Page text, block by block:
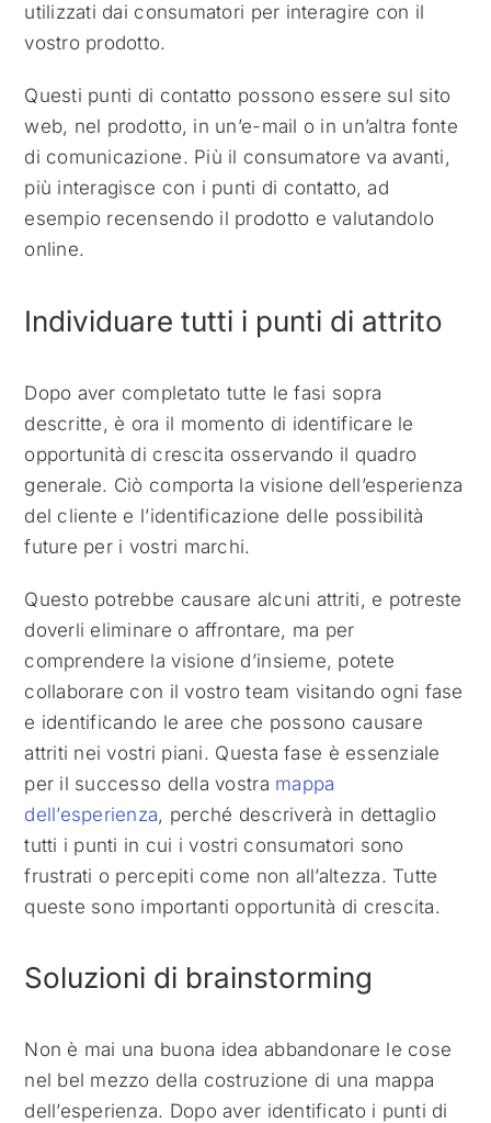
utilizzati dai consumatori per interagire con il
vostro prodotto.
Questi punti di contatto possono essere sul sito
web, nel prodotto, in un’e-mail o in un’altra fonte
di comunicazione. Più il consumatore va avanti,
più interagisce con i punti di contatto, ad
esempio recensendo il prodotto e valutandolo
online.
Individuare tutti i punti di attrito
Dopo aver completato tutte le fasi sopra
descritte, è ora il momento di identificare le
opportunità di crescita osservando il quadro
generale. Ciò comporta la visione dell’esperienza
del cliente e l’identificazione delle possibilità
future per i vostri marchi.
Questo potrebbe causare alcuni attriti, e potreste
doverli eliminare o affrontare, ma per
comprendere la visione d’insieme, potete
collaborare con il vostro team visitando ogni fase
e identificando le aree che possono causare
attriti nei vostri piani. Questa fase è essenziale
per il successo della vostra mappa
dell’esperienza, perché descriverà in dettaglio
tutti i punti in cui i vostri consumatori sono
frustrati o percepiti come non all’altezza. Tutte
queste sono importanti opportunità di crescita.
Soluzioni di brainstorming
Non è mai una buona idea abbandonare le cose
nel bel mezzo della costruzione di una mappa
dell’esperienza. Dopo aver identificato i punti di